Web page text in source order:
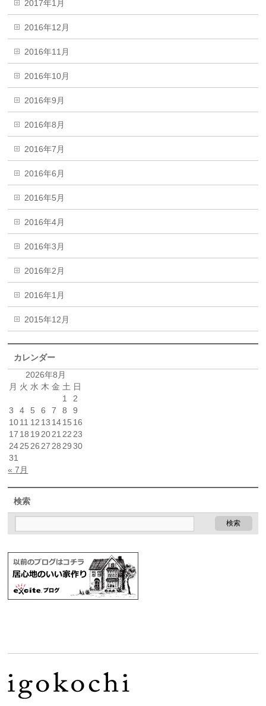
2017年1月
2016年12月
2016年11月
2016年10月
2016年9月
2016年8月
2016年7月
2016年6月
2016年5月
2016年4月
2016年3月
2016年2月
2016年1月
2015年12月
カレンダー
2026年8月
月 火 水 木 金 土 日
1
2
3
4 5 6 7 8
9
1011 12 13 1415 16
17 18 19 2021 22 23
2425 26 27 28 29 30
31
« 7月
検索